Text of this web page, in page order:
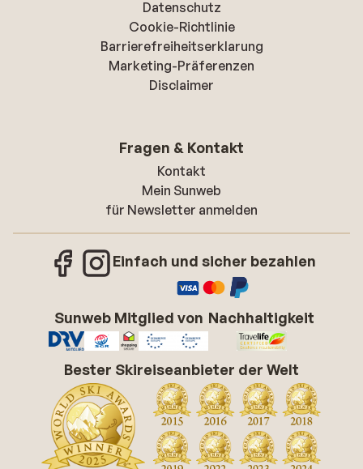
Datenschutz
Cookie-Richtlinie
Barrierefreiheitserklarung
Marketing-Präferenzen
Disclaimer
Fragen & Kontakt
Kontakt
Mein Sunweb
für Newsletter anmelden
Einfach und sicher bezahlen
Sunweb Mitglied von Nachhaltigkeit
Bester Skireiseanbieter der Welt